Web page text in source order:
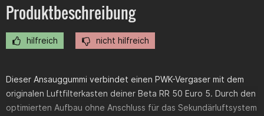
Produktbeschreibung
hilfreich nicht hilfreich
Dieser Ansauggummi verbindet einen PWK-Vergaser mit dem
originalen Luftfilterkasten deiner Beta RR 50 Euro 5. Durch den
optimierten Aufbau ohne Anschluss für das Sekundärluftsystem